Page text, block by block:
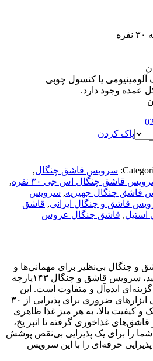
یا کنسول چوبی
عمده وجود دارد.
پاک کردن
سرویس قاشق چنگال,
قاشق چنگال اس جی ۳۰ نفره
,
قاشق چنگال جهیزیه, سرویس
قاشق و چنگال ایرانی, قاشق
استیل, قاشق چنگال عروس
و چنگال بی‌نظیر برای مهمانی‌ها و
دورهمی‌های خاص خود هستید، سرویس قاشق و چنگال ۱۴۳پارچه
۳۰ نفره برند اس جی 449m گزینه‌ای ایده‌آل و متفاوت است. این
سرویس کامل، شامل تمامی ابزارهای ضروری برای پذیرایی از ۳۰
کیفیت بالا، به هر میز غذا ظاهری
غذاخوری گرفته تا انبر یخ،
شما را برای یک پذیرایی بی‌نقص پوشش
حرفه‌ای را با این سرویس